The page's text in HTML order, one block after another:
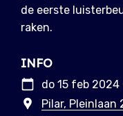
de eerste
raken.
INFO
do 15 feb
Pilar, Pleinlaan